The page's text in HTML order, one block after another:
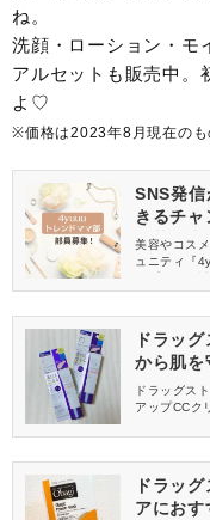
ね。
洗顔・ローション・モ
アルセットも販売中。
よ♡
※価格は2023年8月現在のも
SNS発
きるチ
員募集中
美容やコス
ュニティ『
信してくれ
ドラッ
から肌を
ドラッグス
アップCCク
がら、日中
ドラッ
アにおす